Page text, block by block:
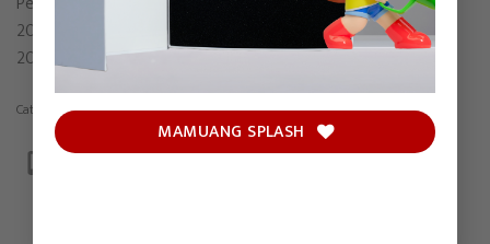
MAMUANG SPLASH
20.5 x 25.5 cm
2021
Category:Painting